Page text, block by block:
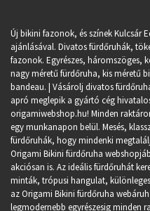
Új bikini fazonok, és színek Kulcsár
ajánlásával. Divatos fürdőruhák,
fazonok. Egyrészes, háromszöges,
nagy méretű fürdőruha, kis méretű
bandeau. | Vásárolj divatos
apró meglepik a gyártó cég
origamiwebshop.hu! Minden
egy munkanapon belül. Mesés,
fürdőruhák, hogy mindenki
Origami Bikini fürdőruha
akciósan is. Az ideális fürdőruhát
minták, trópusi hangulat,
az Origami Bikini fürdőruha
legmodernebb egyrészesig minden